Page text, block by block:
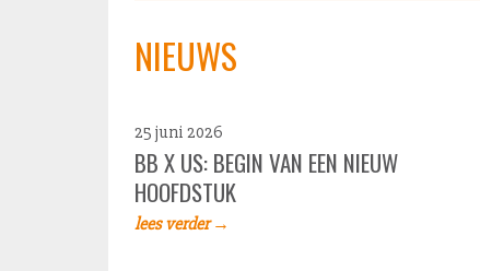
NIEUWS
25 juni 2026
BB X US: BEGIN VAN EEN NIEUW
HOOFDSTUK
lees verder →